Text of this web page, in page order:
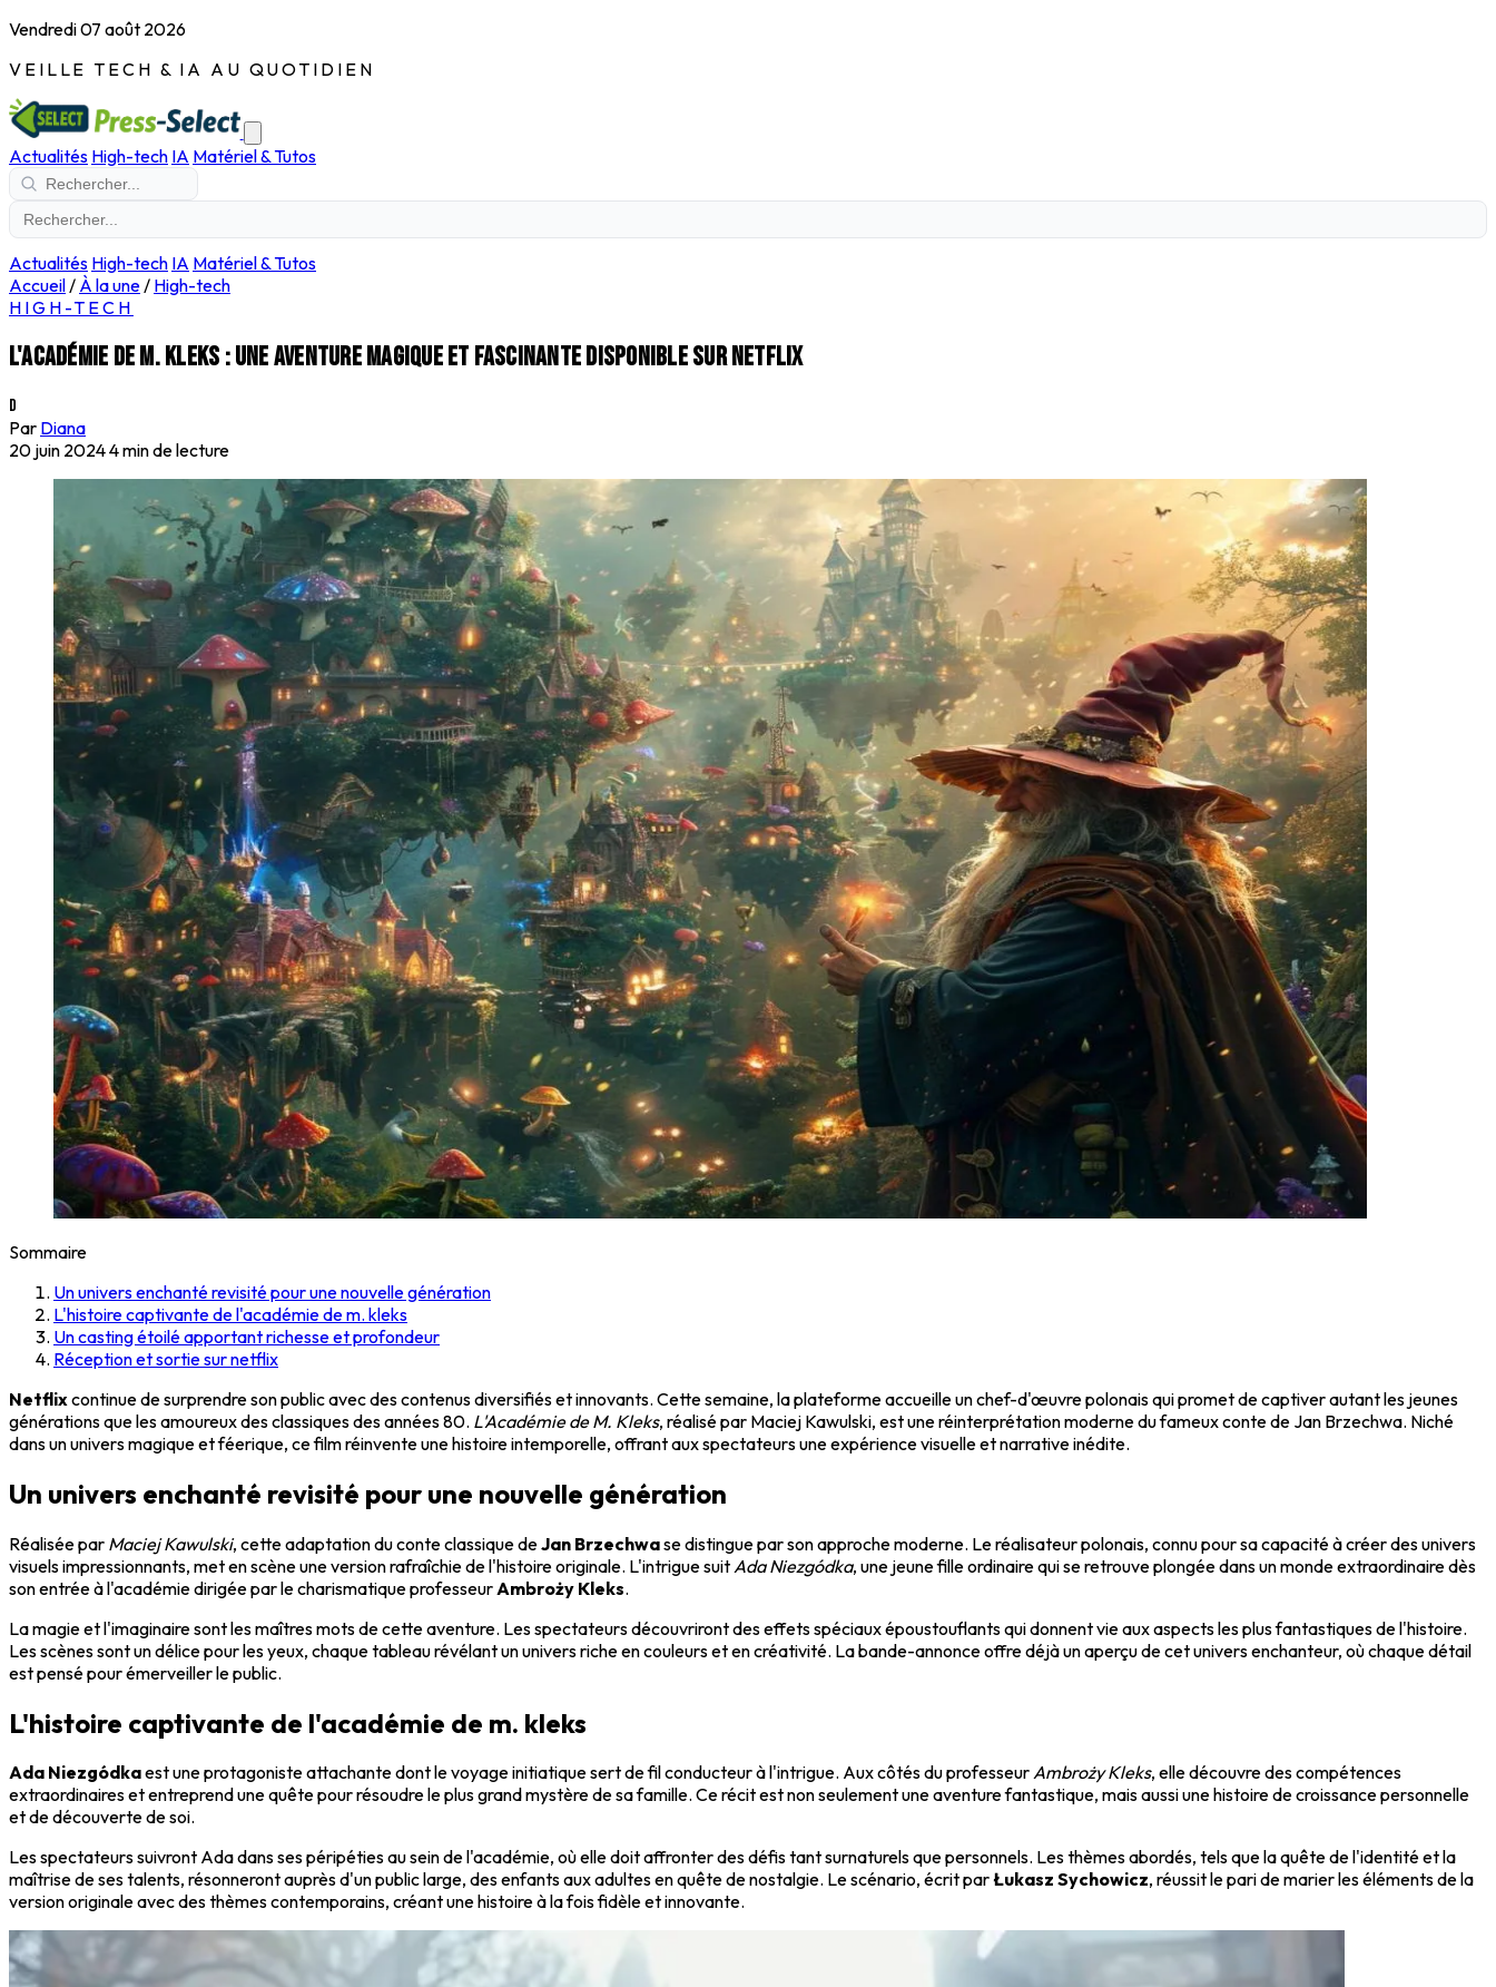
Vendredi 07 août 2026
VEILLE TECH & IA AU QUOTIDIEN
Actualités High-tech IA Matériel & Tutos
Actualités High-tech IA Matériel & Tutos
Accueil/ À la une/ High-tech
HIGH-TECH
L'académie de M. Kleks : une aventure magique et fascinante disponible sur Netflix
D
Par Diana
20 juin 20244 min de lecture
Sommaire
Un univers enchanté revisité pour une nouvelle génération
L'histoire captivante de l'académie de m. kleks
Un casting étoilé apportant richesse et profondeur
Réception et sortie sur netflix
Netflixcontinue de surprendre son public avec des contenus diversifiés et innovants. Cette semaine, la plateforme accueille un chef-d'œuvre polonais qui promet de captiver autant les jeunes
générations que les amoureux des classiques des années 80. L'Académie de M. Kleks, réalisé par Maciej Kawulski, est une réinterprétation moderne du fameux conte de Jan Brzechwa. Niché
dans un univers magique et féerique, ce film réinvente une histoire intemporelle, offrant aux spectateurs une expérience visuelle et narrative inédite.
Un univers enchanté revisité pour une nouvelle génération
Réalisée par Maciej Kawulski, cette adaptation du conte classique deJan Brzechwase distingue par son approche moderne. Le réalisateur polonais, connu pour sa capacité à créer des univers
visuels impressionnants, met en scène une version rafraîchie de l'histoire originale. L'intrigue suit Ada Niezgódka, une jeune fille ordinaire qui se retrouve plongée dans un monde extraordinaire dès
son entrée à l'académie dirigée par le charismatique professeur Ambroży Kleks.
La magie et l'imaginaire sont les maîtres mots de cette aventure. Les spectateurs découvriront des effets spéciaux époustouflants qui donnent vie aux aspects les plus fantastiques de l'histoire.
Les scènes sont un délice pour les yeux, chaque tableau révélant un univers riche en couleurs et en créativité. La bande-annonce offre déjà un aperçu de cet univers enchanteur, où chaque détail
est pensé pour émerveiller le public.
L'histoire captivante de l'académie de m. kleks
Ada Niezgódkaest une protagoniste attachante dont le voyage initiatique sert de fil conducteur à l'intrigue. Aux côtés du professeurAmbroży Kleks, elle découvre des compétences
extraordinaires et entreprend une quête pour résoudre le plus grand mystère de sa famille. Ce récit est non seulement une aventure fantastique, mais aussi une histoire de croissance personnelle
et de découverte de soi.
Les spectateurs suivront Ada dans ses péripéties au sein de l'académie, où elle doit affronter des défis tant surnaturels que personnels. Les thèmes abordés, tels que la quête de l'identité et la
maîtrise de ses talents, résonneront auprès d'un public large, des enfants aux adultes en quête de nostalgie. Le scénario, écrit parŁukasz Sychowicz, réussit le pari de marier les éléments de la
version originale avec des thèmes contemporains, créant une histoire à la fois fidèle et innovante.